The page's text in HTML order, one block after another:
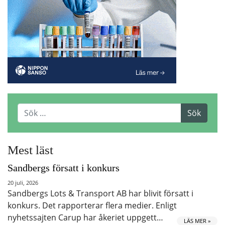
Mest läst
Sandbergs försatt i konkurs
20 juli, 2026
Sandbergs Lots & Transport AB har blivit försatt i
konkurs. Det rapporterar flera medier. Enligt
nyhetssajten Carup har åkeriet uppgett…
LÄS MER »